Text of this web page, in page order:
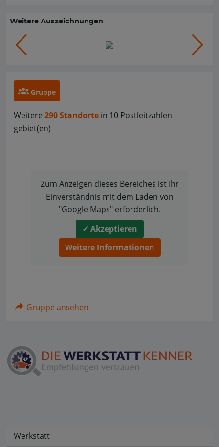
Weitere Auszeichnungen
Gruppe
Weitere 290 Standorte in 10 Postleitzahlen
gebiet(en)
Zum Anzeigen dieses Bereiches ist Ihr
Einverständnis mit dem Laden von
"Google Maps" erforderlich.
✓ Akzeptieren
Weitere Informationen
Gruppe ansehen
Werkstatt